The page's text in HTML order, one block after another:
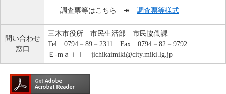
調査票等はこちら　↠ 調査票等様式
問い合わせ
窓口
三木市役所 市民生活部 市民協働課
Tel 0794－89－2311 Fax 0794－82－9792
Ｅ-mａｉｌ jichikaimiki@city.miki.lg.jp